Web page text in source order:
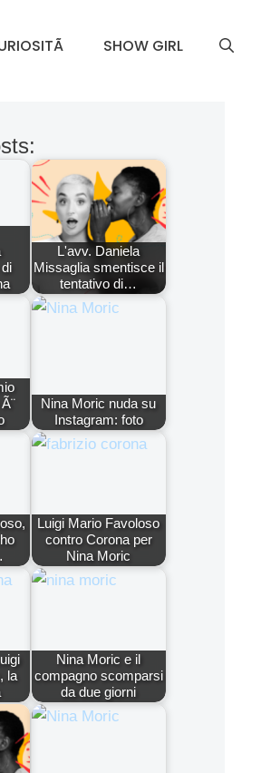
SHOW GIRL
L'avv. Daniela
Missaglia smentisce il
tentativo di…
Nina Moric nuda su
Instagram: foto
Luigi Mario Favoloso
contro Corona per
Nina Moric
la
Nina Moric e il
compagno scomparsi
da due giorni